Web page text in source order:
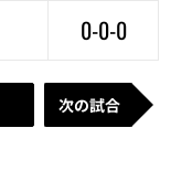
0-0-0
次の試合